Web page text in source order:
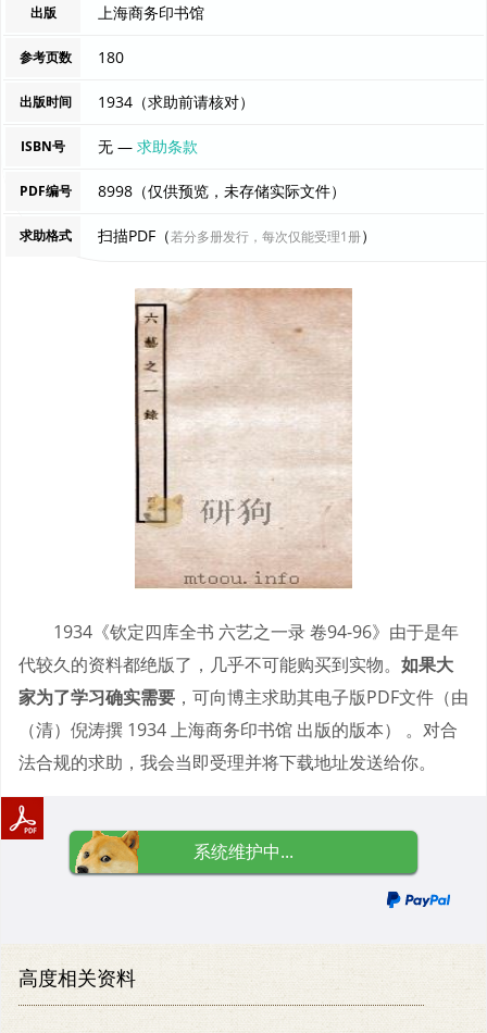
出版 上海商务印书馆
参考页数 180
出版时间 1934（求助前请核对）
ISBN号 无 —求助条款
PDF编号 8998（仅供预览，未存储实际文件）
求助格式 扫描PDF（若分多册发行，每次仅能受理1册）
1934《钦定四库全书 六艺之一录 卷94-96》由于是年
代较久的资料都绝版了，几乎不可能购买到实物。 如果大
家为了学习确实需要 ，可向博主求助其电子版PDF文件（由
（清）倪涛撰 1934 上海商务印书馆 出版的版本） 。对合
法合规的求助，我会当即受理并将下载地址发送给你。
系统维护中...
高度相关资料